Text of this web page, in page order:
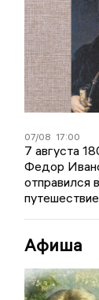
07/08 17:00
7 августа
Федор
отправился
путешествие
Афиша